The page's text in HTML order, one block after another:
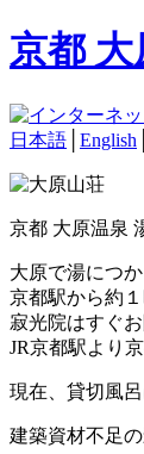
京都 大
日本語 English
京都 大原温泉
大原で湯につ
京都駅から約
寂光院はすぐ
JR京都駅より
現在、貸切風
建築資材不足